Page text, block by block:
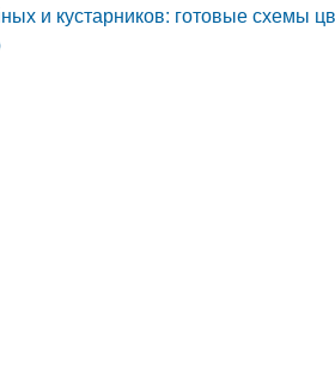
и кустарников: готовые схемы